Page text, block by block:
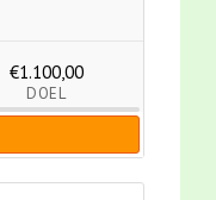
€1.100,00
DOEL